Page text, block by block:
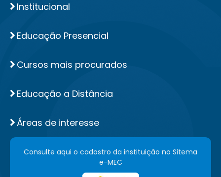
Institucional
Educação Presencial
Cursos mais procurados
Educação a Distância
Áreas de interesse
Consulte aqui o cadastro da instituição no Sitema
e-MEC